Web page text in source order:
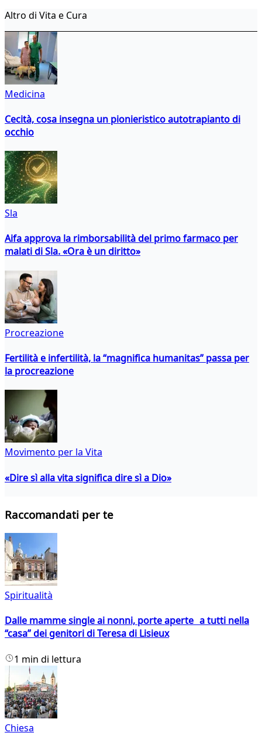
Altro di Vita e Cura
Medicina
Cecità, cosa insegna un pionieristico autotrapianto di
occhio
Sla
Aifa approva la rimborsabilità del primo farmaco per
malati di Sla. «Ora è un diritto»
Procreazione
Fertilità e infertilità, la “magnifica humanitas” passa per
la procreazione
Movimento per la Vita
«Dire sì alla vita significa dire sì a Dio»
Raccomandati per te
Spiritualità
Dalle mamme single ai nonni, porte aperte a tutti nella
“casa” dei genitori di Teresa di Lisieux
1 min di lettura
Chiesa